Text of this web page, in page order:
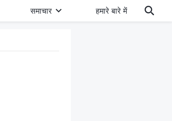
समाचार हमारे बारे में